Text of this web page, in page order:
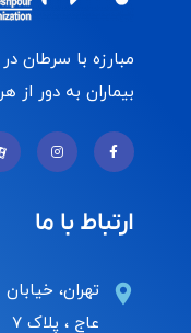
مبارزه با سرطان
بیماران به دور از
ارتباط با ما
تهران،
عاج ، پلاک ۷